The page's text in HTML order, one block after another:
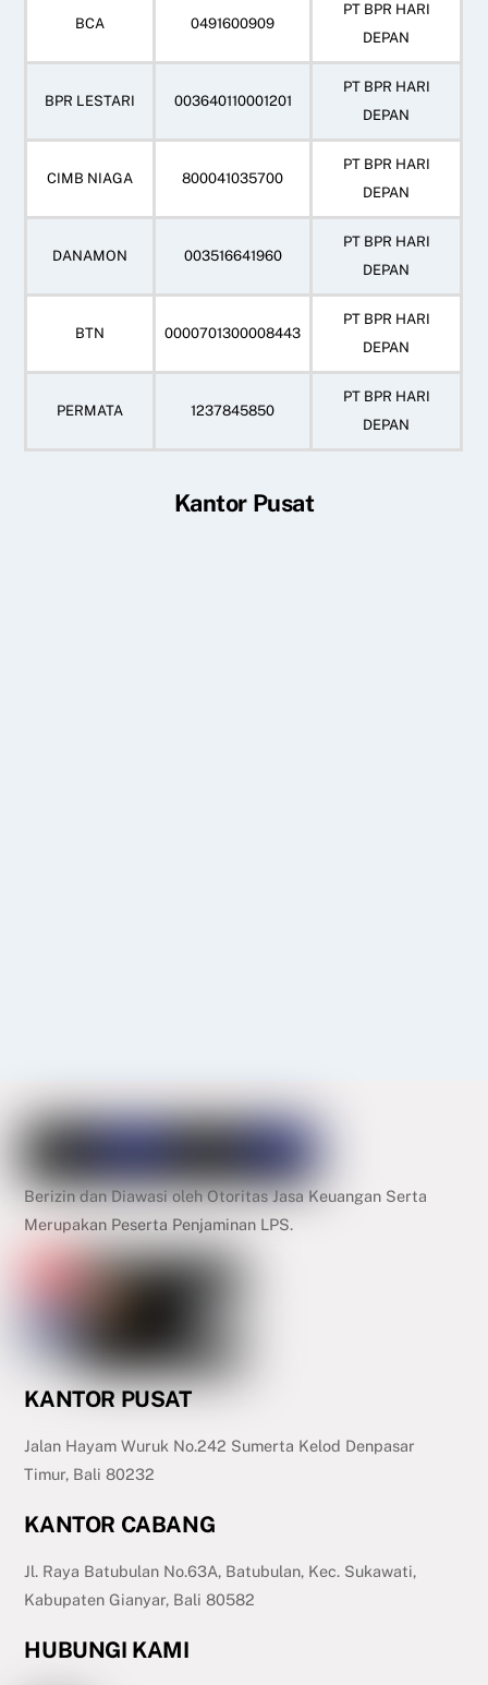
BCA 0491600909
PT BPR HARI
DEPAN
BPR LESTARI 003640110001201
PT BPR HARI
DEPAN
CIMB NIAGA 800041035700
PT BPR HARI
DEPAN
DANAMON 003516641960
PT BPR HARI
DEPAN
BTN 0000701300008443
PT BPR HARI
DEPAN
PERMATA 1237845850
PT BPR HARI
DEPAN
Kantor Pusat
Berizin dan Diawasi oleh Otoritas Jasa Keuangan Serta
Merupakan Peserta Penjaminan LPS.
KANTOR PUSAT
Jalan Hayam Wuruk No.242 Sumerta Kelod Denpasar
Timur, Bali 80232
KANTOR CABANG
Jl. Raya Batubulan No.63A, Batubulan, Kec. Sukawati,
Kabupaten Gianyar, Bali 80582
HUBUNGI KAMI